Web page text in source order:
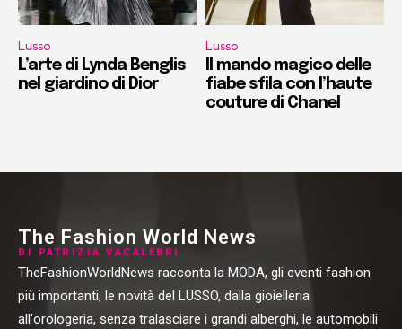
Lusso
L’arte di Lynda Benglis
nel giardino di Dior
Lusso
Il mando magico delle
fiabe sfila con l’haute
couture di Chanel
The Fashion World News
DI PATRIZIA VACALEBRI
TheFashionWorldNews racconta la MODA, gli eventi fashion
più importanti, le novità del LUSSO, dalla gioielleria
all'orologeria, senza tralasciare i grandi alberghi, le automobili